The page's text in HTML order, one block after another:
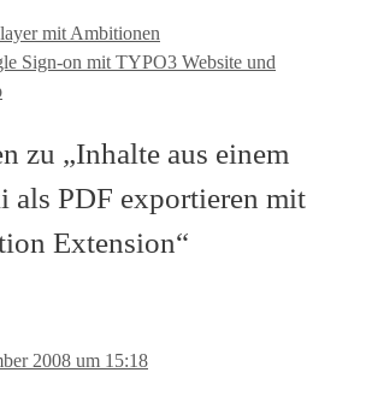
mit Ambitionen
Sign-on mit TYPO3 Website und
zu „Inhalte aus einem
als PDF exportieren mit
Extension“
2008 um 15:18